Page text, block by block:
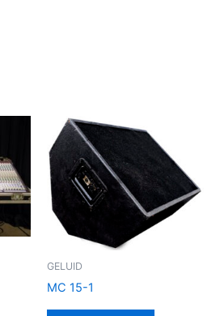
GELUID
MC 15-1